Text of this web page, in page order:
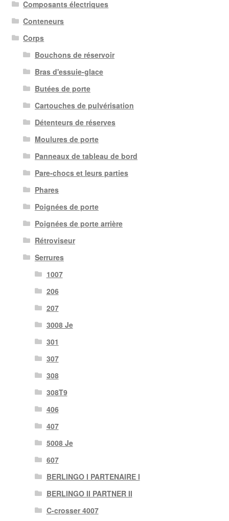
Composants électriques
Conteneurs
Corps
Bouchons de réservoir
Bras d'essuie-glace
Butées de porte
Cartouches de pulvérisation
Détenteurs de réserves
Moulures de porte
Panneaux de tableau de bord
Pare-chocs et leurs parties
Phares
Poignées de porte
Poignées de porte arrière
Rétroviseur
Serrures
1007
206
207
3008 Je
301
307
308
308T9
406
407
5008 Je
607
BERLINGO I PARTENAIRE I
BERLINGO II PARTNER II
C-crosser 4007